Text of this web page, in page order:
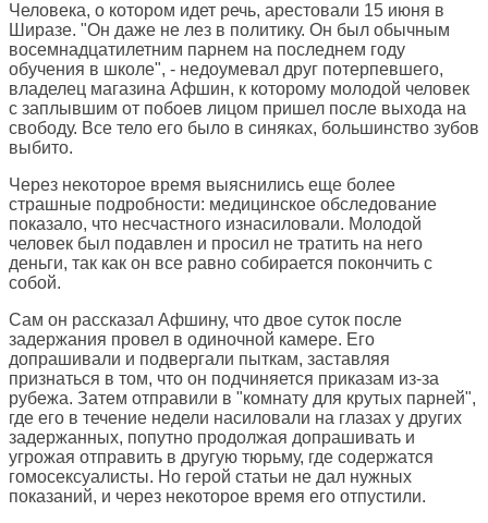
Человека, о котором идет речь, арестовали 15 июня в
Ширазе. "Он даже не лез в политику. Он был обычным
восемнадцатилетним парнем на последнем году
обучения в школе", - недоумевал друг потерпевшего,
владелец магазина Афшин, к которому молодой человек
с заплывшим от побоев лицом пришел после выхода на
свободу. Все тело его было в синяках, большинство зубов
выбито.
Через некоторое время выяснились еще более
страшные подробности: медицинское обследование
показало, что несчастного изнасиловали. Молодой
человек был подавлен и просил не тратить на него
деньги, так как он все равно собирается покончить с
собой.
Сам он рассказал Афшину, что двое суток после
задержания провел в одиночной камере. Его
допрашивали и подвергали пыткам, заставляя
признаться в том, что он подчиняется приказам из-за
рубежа. Затем отправили в "комнату для крутых парней",
где его в течение недели насиловали на глазах у других
задержанных, попутно продолжая допрашивать и
угрожая отправить в другую тюрьму, где содержатся
гомосексуалисты. Но герой статьи не дал нужных
показаний, и через некоторое время его отпустили.